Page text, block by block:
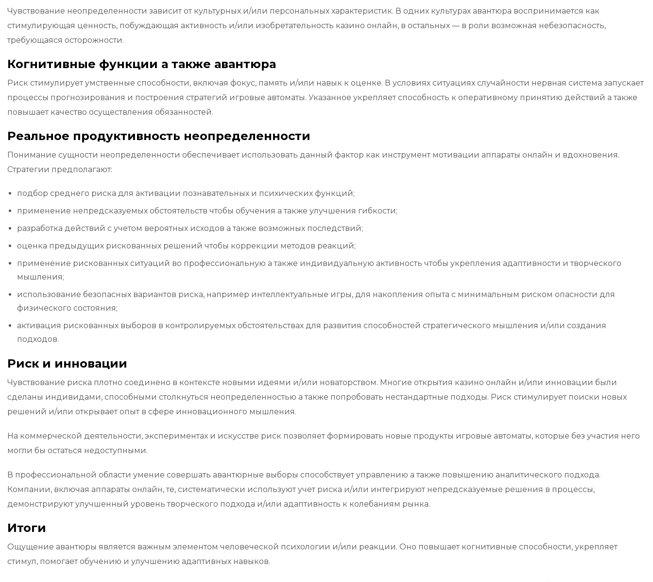
Чувствование неопределенности зависит от культурных и/или персональных характеристик. В одних культурах авантюра воспринимается как
стимулирующая ценность, побуждающая активность и/или изобретательность казино онлайн, в остальных — в роли возможная небезопасность,
требующаяся осторожности.
Когнитивные функции а также авантюра
Риск стимулирует умственные способности, включая фокус, память и/или навык к оценке. В условиях ситуациях случайности нервная система запускает
процессы прогнозирования и построения стратегий игровые автоматы. Указанное укрепляет способность к оперативному принятию действий а также
повышает качество осуществления обязанностей.
Реальное продуктивность неопределенности
Понимание сущности неопределенности обеспечивает использовать данный фактор как инструмент мотивации аппараты онлайн и вдохновения.
Стратегии предполагают:
подбор среднего риска для активации познавательных и психических функций;
применение непредсказуемых обстоятельств чтобы обучения а также улучшения гибкости;
разработка действий с учетом вероятных исходов а также возможных последствий;
оценка предыдущих рискованных решений чтобы коррекции методов реакций;
применение рискованных ситуаций во профессиональную а также индивидуальную активность чтобы укрепления адаптивности и творческого
мышления;
использование безопасных вариантов риска, например интеллектуальные игры, для накопления опыта с минимальным риском опасности для
физического состояния;
активация рискованных выборов в контролируемых обстоятельствах для развития способностей стратегического мышления и/или создания
подходов.
Риск и инновации
Чувствование риска плотно соединено в контексте новыми идеями и/или новаторством. Многие открытия казино онлайн и/или инновации были
сделаны индивидами, способными столкнуться неопределенностью а также попробовать нестандартные подходы. Риск стимулирует поиски новых
решений и/или открывает опыт в сфере инновационного мышления.
На коммерческой деятельности, экспериментах и искусстве риск позволяет формировать новые продукты игровые автоматы, которые без участия него
могли бы остаться недоступными.
В профессиональной области умение совершать авантюрные выборы способствует управлению а также повышению аналитического подхода.
Компании, включая аппараты онлайн, те, систематически используют учет риска и/или интегрируют непредсказуемые решения в процессы,
демонстрируют улучшенный уровень творческого подхода и/или адаптивность к колебаниям рынка.
Итоги
Ощущение авантюры является важным элементом человеческой психологии и/или реакции. Оно повышает когнитивные способности, укрепляет
стимул, помогает обучению и улучшению адаптивных навыков.